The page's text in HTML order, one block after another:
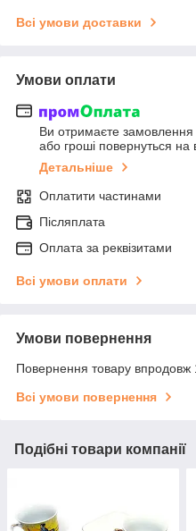
Всі умови доставки
Умови оплати
Ви отримаєте замовлення
або гроші повернуться на
Детальніше
Оплатити частинами
Післяплата
Оплата за реквізитами
Всі умови оплати
Умови повернення
Повернення товару впродовж
Всі умови повернення
Подібні товари компанії